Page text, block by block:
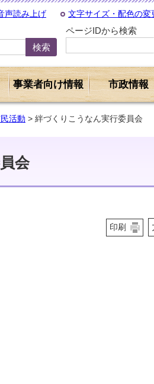
声読み上げ 文字サイズ・配色の変
ページIDから検索
事業者向け情報 市政情報
活動 > 絆づくりこうなん実行委員会
会
印刷